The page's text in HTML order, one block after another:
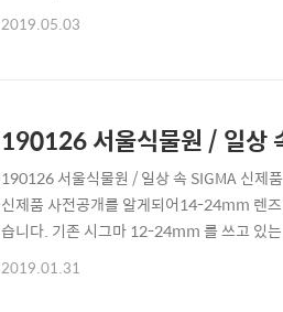
사진은 저작권 관련 법의 보호를 받습니다.
2019.05.03
190126 서울식물원 / 일
190126 서울식물원 / 일상 속 SIGMA 신제
신제품 사전공개를 알게되어14-24mm 렌
습니다. 기존 시그마 12-24mm 를 쓰고 있
억제와 그로 인한 이미지 퀄리티를 보여줍
2019.01.31